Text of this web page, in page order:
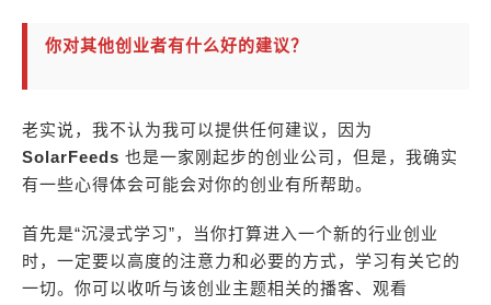
你对其他创业者有什么好的建议？
老实说，我不认为我可以提供任何建议，因为
SolarFeeds 也是一家刚起步的创业公司，但是，我确实
有一些心得体会可能会对你的创业有所帮助。
首先是“沉浸式学习”，当你打算进入一个新的行业创业
时，一定要以高度的注意力和必要的方式，学习有关它的
一切。你可以收听与该创业主题相关的播客、观看